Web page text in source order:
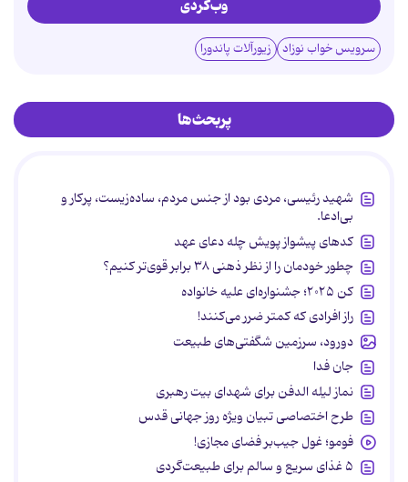
وب‌گردی
سرویس خواب نوزاد زیورآلات پاندورا
پربحث‌ها
شهید رئیسی، مردی بود از جنس مردم، ساده‌زیست، پرکار و
بی‌ادعا.
کدهای پیشواز پویش چله دعای عهد
چطور خودمان را از نظر ذهنی ۳۸ برابر قوی‌تر کنیم؟
کن ۲۰۲۵؛ جشنواره‌ای علیه خانواده
راز افرادی که کمتر ضرر می‌کنند!
دورود، سرزمین شگفتی‌های طبیعت
جان فدا
نماز لیله الدفن برای شهدای بیت رهبری
طرح اختصاصی تبیان ویژه روز جهانی قدس
فومو؛ غول جیب‌بر فضای مجازی!
۵ غذای سریع و سالم برای طبیعت‌گردی